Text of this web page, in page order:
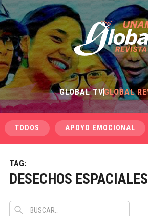
GLOBAL TVGLOBAL
TODOS APOYO EMOCIONAL
TAG:
DESECHOS ESPACIALES